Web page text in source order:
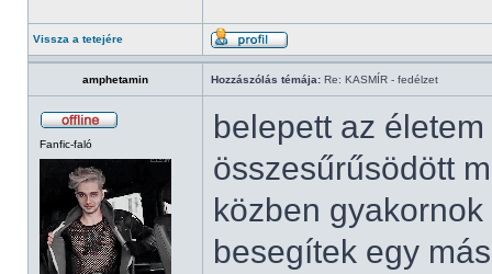
Vissza a tetejére
amphetamin Hozzászólás témája: Re: KASMÍR - fedélzet
Fanfic-faló
belepett az életem
összesűrűsödött
közben
besegítek egy